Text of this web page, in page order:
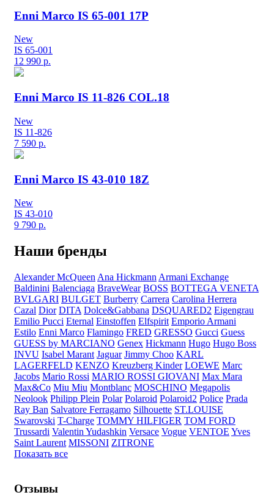
Enni Marco IS 65-001 17P
New
IS 65-001
12 990 р.
Enni Marco IS 11-826 COL.18
New
IS 11-826
7 590 р.
Enni Marco IS 43-010 18Z
New
IS 43-010
9 790 р.
Наши бренды
Alexander McQueen Ana Hickmann Armani Exchange
Baldinini Balenciaga BraveWear BOSS BOTTEGA VENETA
BVLGARI BULGET Burberry Carrera Carolina Herrera
Cazal Dior DITA Dolce&Gabbana DSQUARED2 Eigengrau
Emilio Pucci Eternal Einstoffen Elfspirit Emporio Armani
Estilo Enni Marco Flamingo FRED GRESSO Gucci Guess
GUESS by MARCIANO Genex Hickmann Hugo Hugo Boss
INVU Isabel Marant Jaguar Jimmy Choo KARL
LAGERFELD KENZO Kreuzberg Kinder LOEWE Marc
Jacobs Mario Rossi MARIO ROSSI GIOVANI Max Mara
Max&Co Miu Miu Montblanc MOSCHINO Megapolis
Neolook Philipp Plein Polar Polaroid Polaroid2 Police Prada
Ray Ban Salvatore Ferragamo Silhouette ST.LOUISE
Swarovski T-Charge TOMMY HILFIGER TOM FORD
Trussardi Valentin Yudashkin Versace Vogue VENTOE Yves
Saint Laurent MISSONI ZITRONE
Показать все
Отзывы